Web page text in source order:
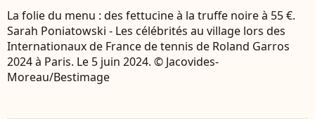
La folie du menu : des fettucine à la truffe noire à 55 €.
Sarah Poniatowski - Les célébrités au village lors des
Internationaux de France de tennis de Roland Garros
2024 à Paris. Le 5 juin 2024. © Jacovides-
Moreau/Bestimage